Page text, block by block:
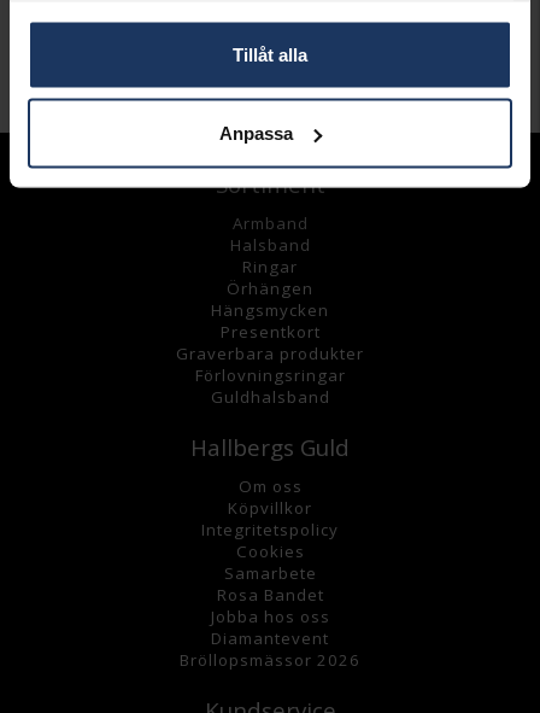
Tillåt alla
Anpassa
VARUMÄRKE Jane Koenig
Andra köpte även
Sortiment
Armband
Halsband
Ringar
Örhängen
Hängsmycken
Presentkort
Graverbara produkter
Förlovningsringar
Guldhalsband
Hallbergs Guld
Om oss
Köpvillkor
Integritetspolicy
Cookies
Samarbete
Rosa Bandet
Jobba hos oss
Diamantevent
Bröllopsmässor 2026